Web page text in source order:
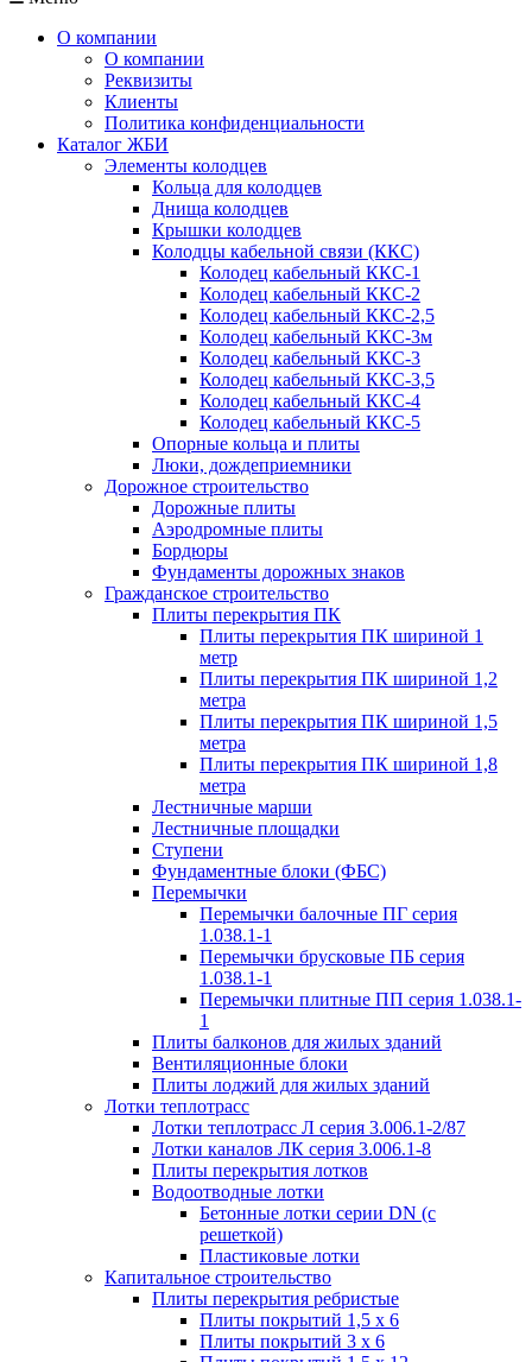
О компании
О компании
Реквизиты
Клиенты
Политика конфиденциальности
Каталог ЖБИ
Элементы колодцев
Кольца для колодцев
Днища колодцев
Крышки колодцев
Колодцы кабельной связи (ККС)
Колодец кабельный ККС-1
Колодец кабельный ККС-2
Колодец кабельный ККС-2,5
Колодец кабельный ККС-3м
Колодец кабельный ККС-3
Колодец кабельный ККС-3,5
Колодец кабельный ККС-4
Колодец кабельный ККС-5
Опорные кольца и плиты
Люки, дождеприемники
Дорожное строительство
Дорожные плиты
Аэродромные плиты
Бордюры
Фундаменты дорожных знаков
Гражданское строительство
Плиты перекрытия ПК
Плиты перекрытия ПК шириной 1
метр
Плиты перекрытия ПК шириной 1,2
метра
Плиты перекрытия ПК шириной 1,5
метра
Плиты перекрытия ПК шириной 1,8
метра
Лестничные марши
Лестничные площадки
Ступени
Фундаментные блоки (ФБС)
Перемычки
Перемычки балочные ПГ серия
1.038.1-1
Перемычки брусковые ПБ серия
1.038.1-1
Перемычки плитные ПП серия 1.038.1-
1
Плиты балконов для жилых зданий
Вентиляционные блоки
Плиты лоджий для жилых зданий
Лотки теплотрасс
Лотки теплотрасс Л серия 3.006.1-2/87
Лотки каналов ЛК серия 3.006.1-8
Плиты перекрытия лотков
Водоотводные лотки
Бетонные лотки серии DN (с
решеткой)
Пластиковые лотки
Капитальное строительство
Плиты перекрытия ребристые
Плиты покрытий 1,5 x 6
Плиты покрытий 3 x 6